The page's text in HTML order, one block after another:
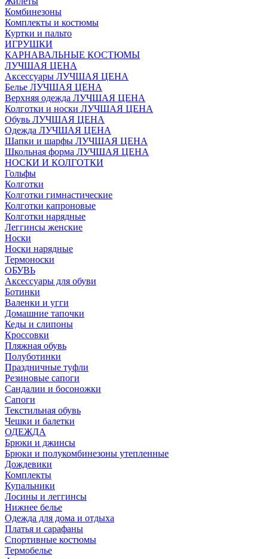
Комбинезоны
Комплекты и костюмы
Куртки и пальто
ИГРУШКИ
КАРНАВАЛЬНЫЕ КОСТЮМЫ
ЛУЧШАЯ ЦЕНА
Аксессуары ЛУЧШАЯ ЦЕНА
Белье ЛУЧШАЯ ЦЕНА
Верхняя одежда ЛУЧШАЯ ЦЕНА
Колготки и носки ЛУЧШАЯ ЦЕНА
Обувь ЛУЧШАЯ ЦЕНА
Одежда ЛУЧШАЯ ЦЕНА
Шапки и шарфы ЛУЧШАЯ ЦЕНА
Школьная форма ЛУЧШАЯ ЦЕНА
НОСКИ И КОЛГОТКИ
Гольфы
Колготки
Колготки гимнастические
Колготки капроновые
Колготки нарядные
Леггинсы женские
Носки
Носки нарядные
Термоноски
ОБУВЬ
Аксессуары для обуви
Ботинки
Валенки и угги
Домашние тапочки
Кеды и слипоны
Кроссовки
Пляжная обувь
Полуботинки
Праздничные туфли
Резиновые сапоги
Сандалии и босоножки
Сапоги
Текстильная обувь
Чешки и балетки
ОДЕЖДА
Брюки и джинсы
Брюки и полукомбинезоны утепленные
Дождевики
Комплекты
Купальники
Лосины и леггинсы
Нижнее белье
Одежда для дома и отдыха
Платья и сарафаны
Спортивные костюмы
Термобелье